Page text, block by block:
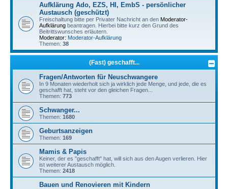
Aufklärung Ado, EZS, HI, EmbS - persönlicher
Austausch (geschützt)
Freischaltung bitte per Privater Nachricht an den Moderator-
Aufklärung beantragen. Hierbei bitte kurz den Grund des
Beitrittswunsches erläutern.
Moderator: Moderator-Aufklärung
Themen: 38
(Fast) geschafft...
Fragen/Antworten für Neuschwangere
In 9 Monaten wiederholt sich ja wirklich jede Menge, und jede, die es
geschafft hat, steht vor den gleichen Fragen...
Themen: 773
Schwanger...
Themen: 1680
Geburtsanzeigen
Themen: 169
Mamis & Papis
Keiner, der es "geschafft" hat, will sich aus den Augen verlieren. Hier
ist weiterer Austausch möglich.
Themen: 2418
Bauen und Renovieren mit Kindern